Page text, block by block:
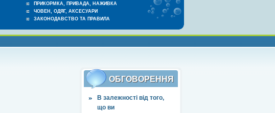
ПРИКОРМКА, ПРИВАДА, НАЖИВКА
ЧОВЕН, ОДЯГ, АКСЕСУАРИ
ЗАКОНОДАВСТВО ТА ПРАВИЛА
ОБГОВОРЕННЯ
В залежності від того,
що ви